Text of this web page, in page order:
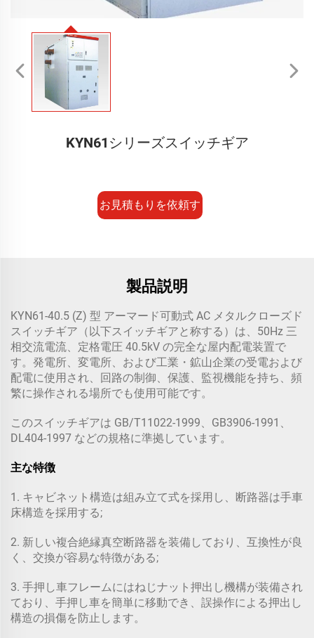
KYN61シリーズスイッチギア
お見積もりを依頼す
製品説明
KYN61-40.5 (Z) 型 アーマード可動式 AC メタルクローズド
スイッチギア（以下スイッチギアと称する）は、50Hz 三
相交流電流、定格電圧 40.5kV の完全な屋内配電装置で
す。発電所、変電所、および工業・鉱山企業の受電および
配電に使用され、回路の制御、保護、監視機能を持ち、頻
繁に操作される場所でも使用可能です。
このスイッチギアは GB/T11022-1999、GB3906-1991、
DL404-1997 などの規格に準拠しています。
主な特徴
1. キャビネット構造は組み立て式を採用し、断路器は手車
床構造を採用する;
2. 新しい複合絶縁真空断路器を装備しており、互換性が良
く、交換が容易な特徴がある;
3. 手押し車フレームにはねじナット押出し機構が装備され
ており、手押し車を簡単に移動でき、誤操作による押出し
構造の損傷を防止します。